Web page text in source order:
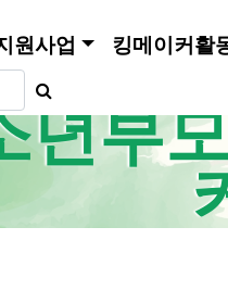
원사업 킹메이커활
년부